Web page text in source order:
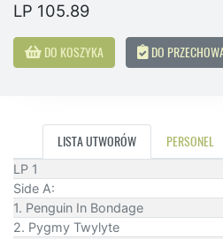
LP 105.89
DO KOSZYKA DO
LISTA UTWORÓW PERSONEL
LP 1
Side A:
1. Penguin In Bondage
2. Pygmy Twylyte